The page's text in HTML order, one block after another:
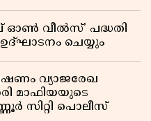
വീൽസ്’ പദ്ധതി
ചെയ്യും
വ്യാജരേഖ
മാഫിയയുടെ
സിറ്റി പൊലീസ്